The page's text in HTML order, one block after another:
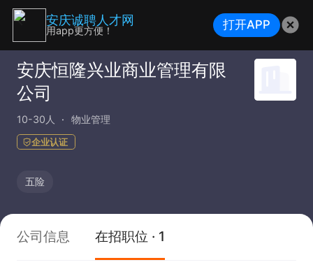
安庆恒隆兴业商业管理有限
公司
10-30人 物业管理
企业认证
五险
公司信息 在招职位 · 1
安庆诚聘人才网
用app更方便！ 打开APP